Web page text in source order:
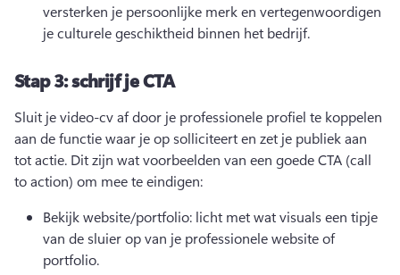
versterken je persoonlijke merk en vertegenwoordigen
je culturele geschiktheid binnen het bedrijf.
Stap 3: schrijf je CTA
Sluit je video-cv af door je professionele profiel te koppelen
aan de functie waar je op solliciteert en zet je publiek aan
tot actie. Dit zijn wat voorbeelden van een goede CTA (call
to action) om mee te eindigen:
Bekijk website/portfolio: licht met wat visuals een tipje
van de sluier op van je professionele website of
portfolio.